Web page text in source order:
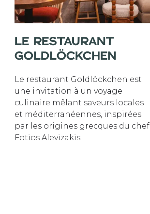
LE RESTAURANT
GOLDLÖCKCHEN
Le restaurant Goldlöckchen est
une invitation à un voyage
culinaire mêlant saveurs locales
et méditerranéennes, inspirées
par les origines grecques du chef
Fotios Alevizakis.